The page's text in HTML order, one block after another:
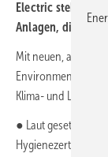
Electric stehen
Anlagen, die diese
Mit neuen,
Environment
Klima- und
● Laut gesetzlicher